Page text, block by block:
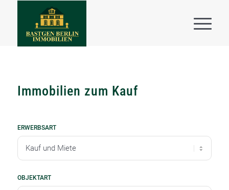
Immobilien zum Kauf
ERWERBSART
OBJEKTART